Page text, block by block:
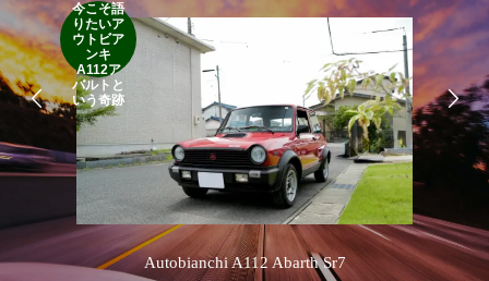
今こそ語
りたいア
ウトビア
ンキ
A112ア
バルトと
いう奇跡
Autobianchi A112 Abarth Sr7